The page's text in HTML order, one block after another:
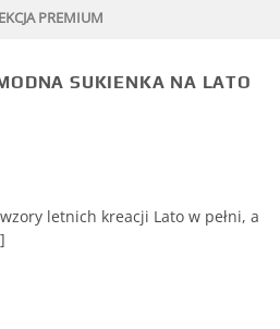
PREMIUM
SUKIENKA NA LATO
letnich kreacji Lato w pełni, a